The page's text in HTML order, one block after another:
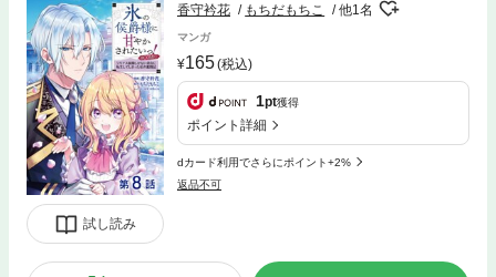
試し読み
香守衿花 もちだもちこ 他1名
マンガ
165(税込)
1pt獲得
ポイント詳細
dカード利用でさらにポイント+2%
返品不可